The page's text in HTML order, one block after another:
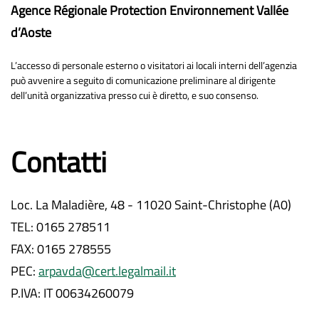
Agence Régionale Protection Environnement Vallée
d’Aoste
L’accesso di personale esterno o visitatori ai locali interni dell’agenzia
può avvenire a seguito di comunicazione preliminare al dirigente
dell’unità organizzativa presso cui è diretto, e suo consenso.
Contatti
Loc. La Maladière, 48 - 11020 Saint-Christophe (A0)
TEL: 0165 278511
FAX: 0165 278555
PEC:arpavda@cert.legalmail.it
P.IVA: IT 00634260079